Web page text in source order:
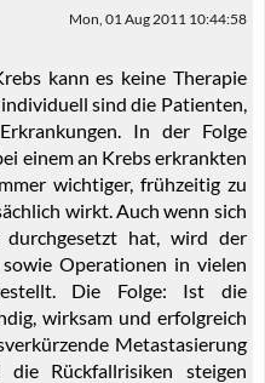
Mon, 01 Aug 2011 10:44:58
kann es keine Therapie
individuell sind die Patienten,
In der Folge
einem an Krebs erkrankten
wichtiger, frühzeitig zu
wirkt. Auch wenn sich
hat, wird der
Operationen in vielen
Die Folge: Ist die
wirksam und erfolgreich
Metastasierung
Rückfallrisiken steigen